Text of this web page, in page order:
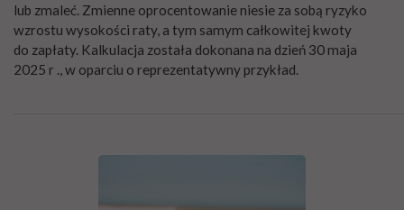
lub zmaleć. Zmienne oprocentowanie niesie za sobą ryzyko
wzrostu wysokości raty, a tym samym całkowitej kwoty
do zapłaty. Kalkulacja została dokonana na dzień 30 maja
2025 r ., w oparciu o reprezentatywny przykład.